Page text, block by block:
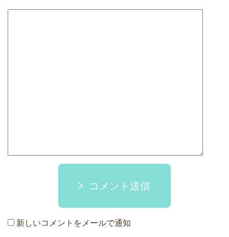
コメント送信
新しいコメントをメールで通知